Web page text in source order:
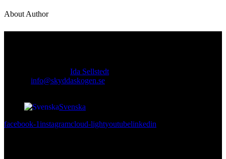
About Author
Ida Sellstedt
info@skyddaskogen.se
Svenska
facebook-1instagramcloud-lightyoutubelinkedin